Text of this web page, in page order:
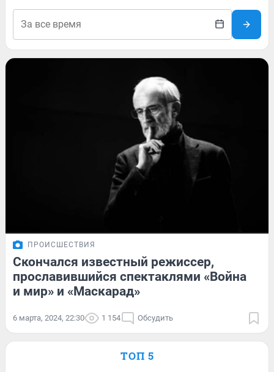
ПРОИСШЕСТВИЯ
Скончался известный режиссер,
прославившийся спектаклями «Война
и мир» и «Маскарад»
6 марта, 2024, 22:30 1 154 Обсудить
ТОП 5